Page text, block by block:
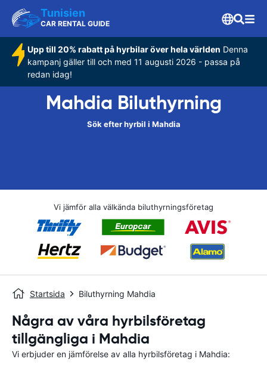
Tunisien
CAR RENTAL GUIDE
Upp till 20% rabatt på hyrbilar över hela världen Denna
kampanj gäller till och med 11 augusti 2026 - passa på
redan idag!
Mahdia Biluthyrning
Sök efter hyrbil i Mahdia
Vi jämför alla välkända biluthyrningsföretag
Startsida Biluthyrning Mahdia
Några av våra hyrbilsföretag
tillgängliga i Mahdia
Vi erbjuder en jämförelse av alla hyrbilsföretag i Mahdia: